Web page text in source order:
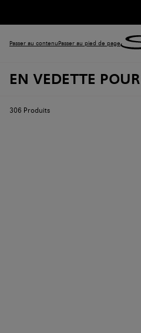
Passer au contenuPasser au pied de page
EN VEDETTE
306 Produits